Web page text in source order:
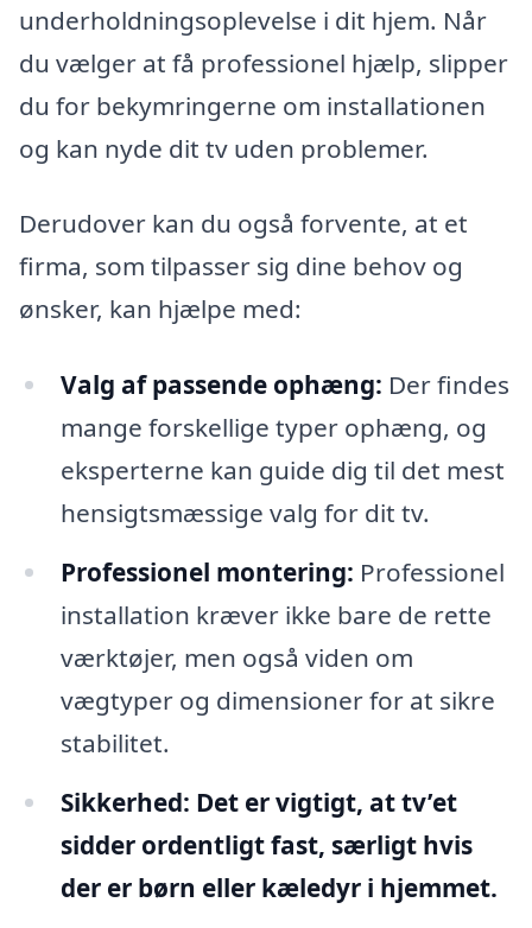
underholdningsoplevelse i dit hjem. Når
du vælger at få professionel hjælp, slipper
du for bekymringerne om installationen
og kan nyde dit tv uden problemer.
Derudover kan du også forvente, at et
firma, som tilpasser sig dine behov og
ønsker, kan hjælpe med:
Valg af passende ophæng: Der findes
mange forskellige typer ophæng, og
eksperterne kan guide dig til det mest
hensigtsmæssige valg for dit tv.
Professionel montering: Professionel
installation kræver ikke bare de rette
værktøjer, men også viden om
vægtyper og dimensioner for at sikre
stabilitet.
Sikkerhed: Det er vigtigt, at tv’et
sidder ordentligt fast, særligt hvis
der er børn eller kæledyr i hjemmet.